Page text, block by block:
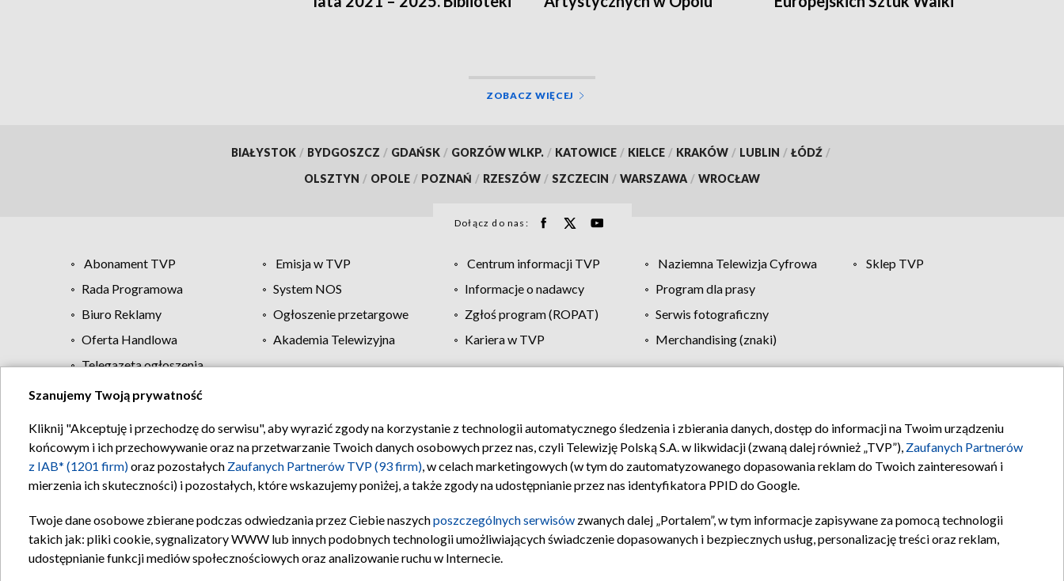
ZOBACZ WIĘCEJ
BIAŁYSTOK / BYDGOSZCZ / GDAŃSK / GORZÓW WLKP. / KATOWICE / KIELCE / KRAKÓW / LUBLIN / ŁÓDŹ /
OLSZTYN / OPOLE / POZNAŃ / RZESZÓW / SZCZECIN / WARSZAWA / WROCŁAW
Dołącz do nas:
Abonament TVP Emisja w TVP Centrum informacji TVP Naziemna Telewizja Cyfrowa
Sklep TVP
Rada Programowa
System NOS Informacje o nadawcy
Program dla prasy
Biuro Reklamy
Ogłoszenie przetargowe Zgłoś program (ROPAT)
Serwis fotograficzny
Oferta Handlowa
Akademia Telewizyjna Kariera w TVP
Merchandising (znaki)
Telegazeta ogłoszenia
Regulamin TVP Polityka prywatności Moje zgody Pomoc Biuro reklamy Kontakt
Szanujemy Twoją prywatność
Kliknij "Akceptuję i przechodzę do serwisu", aby wyrazić zgody na korzystanie z technologii automatycznego śledzenia i zbierania danych, dostęp do informacji na Twoim urządzeniu
końcowym i ich przechowywanie oraz na przetwarzanie Twoich danych osobowych przez nas, czyli Telewizję Polską S.A. w likwidacji (zwaną dalej również „TVP”), Zaufanych Partnerów
z IAB* (1201 firm)oraz pozostałych Zaufanych Partnerów TVP (93 firm), w celach marketingowych (w tym do zautomatyzowanego dopasowania reklam do Twoich zainteresowań i
mierzenia ich skuteczności) i pozostałych, które wskazujemy poniżej, a także zgody na udostępnianie przez nas identyfikatora PPID do Google.
Twoje dane osobowe zbierane podczas odwiedzania przez Ciebie naszychposzczególnych serwisów zwanych dalej „Portalem”, w tym informacje zapisywane za pomocą technologii
takich jak: pliki cookie, sygnalizatory WWW lub innych podobnych technologii umożliwiających świadczenie dopasowanych i bezpiecznych usług, personalizację treści oraz reklam,
udostępnianie funkcji mediów społecznościowych oraz analizowanie ruchu w Internecie.